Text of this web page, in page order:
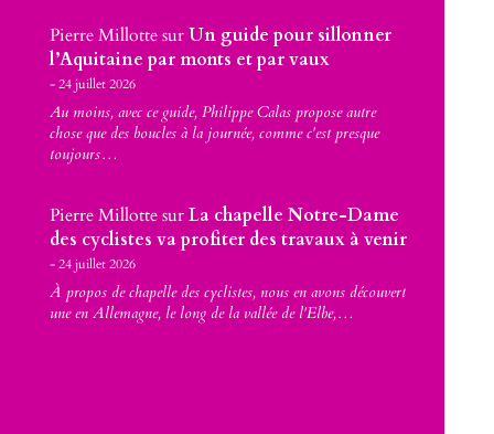
Pierre MillottesurUn guide pour sillonner
l’Aquitaine par monts et par vaux
24 juillet 2026
Au moins, avec ce guide, Philippe Calas propose autre
chose que des boucles à la journée, comme c'est presque
toujours…
Pierre MillottesurLa chapelle Notre-Dame
des cyclistes va profiter des travaux à venir
24 juillet 2026
À propos de chapelle des cyclistes, nous en avons découvert
une en Allemagne, le long de la vallée de l'Elbe,…